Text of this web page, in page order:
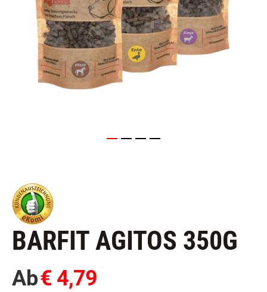
BARFIT AGITOS 350G
Ab€ 4,79